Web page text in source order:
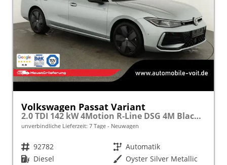
Volkswagen Passat Variant
2.0 TDI 142 kW 4Motion R-Line DSG 4M Black, AHK, IQ.Light, HUD, 19-Zoll, AreaView, Navi, Side
unverbindliche Lieferzeit: 7 Tage Neuwagen
Fahrzeugnr. 92782 Getriebe Automatik
Kraftstoff Diesel Außenfarbe Oyster Silver Metallic